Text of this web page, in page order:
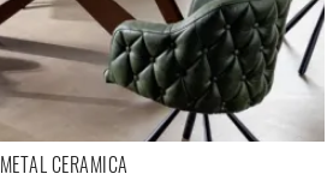
METAL CERAMICA